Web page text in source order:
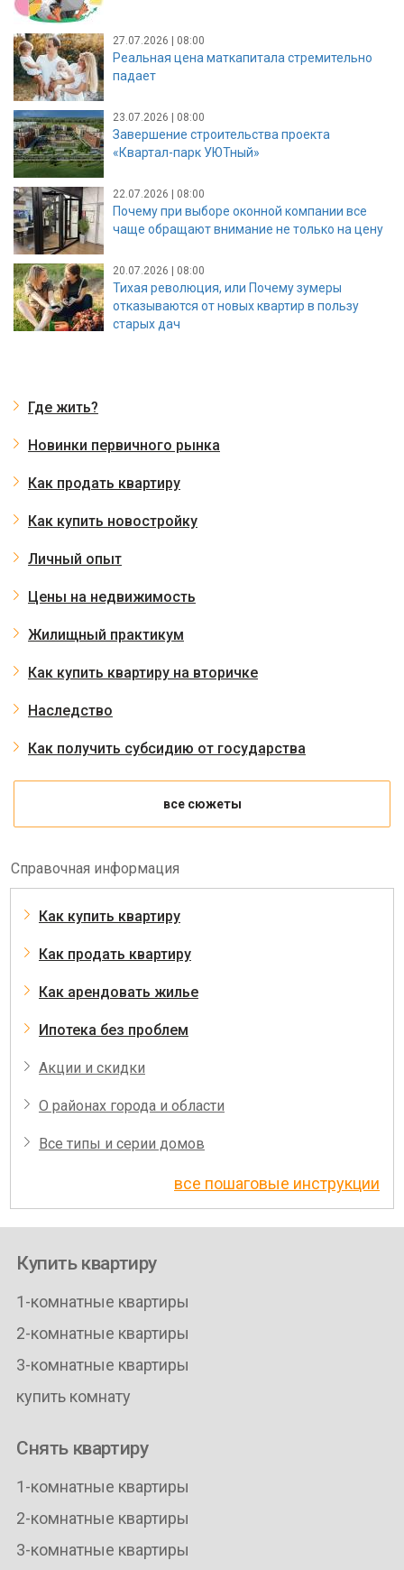
27.07.2026 | 08:00
Реальная цена маткапитала стремительно
падает
23.07.2026 | 08:00
Завершение строительства проекта
«Квартал-парк УЮТный»
22.07.2026 | 08:00
Почему при выборе оконной компании все
чаще обращают внимание не только на цену
20.07.2026 | 08:00
Тихая революция, или Почему зумеры
отказываются от новых квартир в пользу
старых дач
Где жить?
Новинки первичного рынка
Как продать квартиру
Как купить новостройку
Личный опыт
Цены на недвижимость
Жилищный практикум
Как купить квартиру на вторичке
Наследство
Как получить субсидию от государства
все сюжеты
Справочная информация
Как купить квартиру
Как продать квартиру
Как арендовать жилье
Ипотека без проблем
Акции и скидки
О районах города и области
Все типы и серии домов
все пошаговые инструкции
Купить квартиру
1-комнатные квартиры
2-комнатные квартиры
3-комнатные квартиры
купить комнату
Снять квартиру
1-комнатные квартиры
2-комнатные квартиры
3-комнатные квартиры